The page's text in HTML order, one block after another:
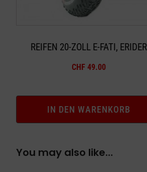
REIFEN 20-ZOLL E-FATI, ERIDER
CHF 49.00
IN DEN WARENKORB
You may also like…